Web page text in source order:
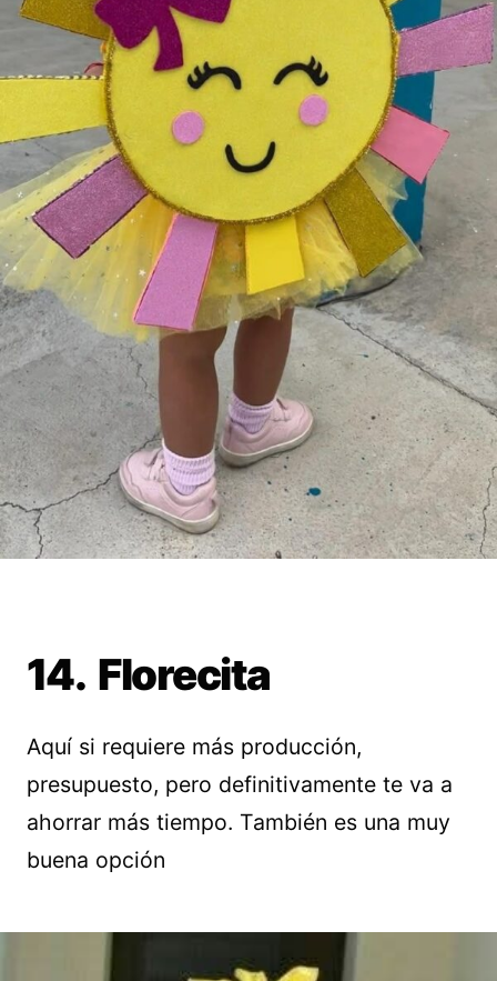
14. Florecita
Aquí si requiere más producción,
presupuesto, pero definitivamente te va a
ahorrar más tiempo. También es una muy
buena opción